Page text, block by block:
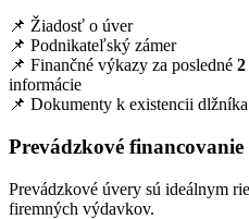
📌 Žiadosť o úver
📌 Podnikateľský zámer
📌 Finančné výkazy za posledné 2
informácie
📌 Dokumenty k existencii dlžníka
Prevádzkové financovanie
Prevádzkové úvery sú ideálnym
firemných výdavkov.